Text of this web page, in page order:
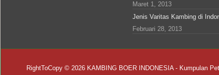
Maret 1, 2013
Jenis Varitas Kambing di
Februari 28, 2013
RightToCopy © 2026 KAMBING BOER INDONESIA- Kumpulan